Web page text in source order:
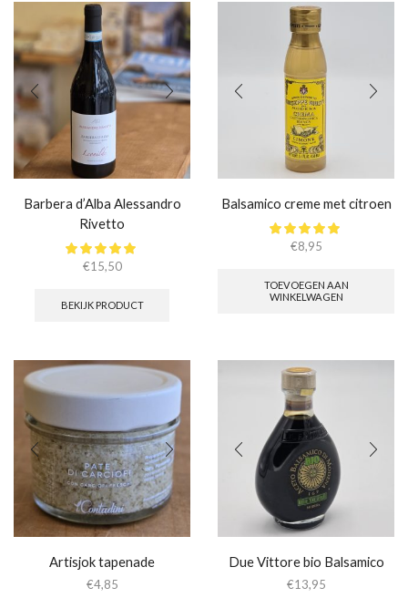
Barbera d’Alba Alessandro
Rivetto
€15,50
BEKIJK PRODUCT
Balsamico creme met citroen
€8,95
TOEVOEGEN AAN
WINKELWAGEN
Artisjok tapenade
€4,85
Due Vittore bio Balsamico
€13,95